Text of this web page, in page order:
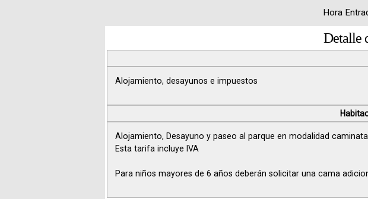
Hora
Detalle
Alojamiento, desayunos e impuestos
Alojamiento, Desayuno y paseo al parque en modalidad caminata.
Esta tarifa incluye IVA
Para niños mayores de 6 años deberán solicitar una cama